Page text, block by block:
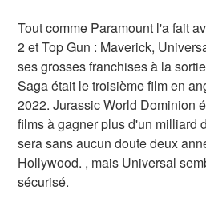
Tout comme Paramount l'a fait
2 et Top Gun : Maverick,
ses grosses franchises à la
Saga était le troisième film en
2022. Jurassic World Dominion
films à gagner plus d'un milliard
sera sans aucun doute deux
Hollywood. , mais Universal
sécurisé.